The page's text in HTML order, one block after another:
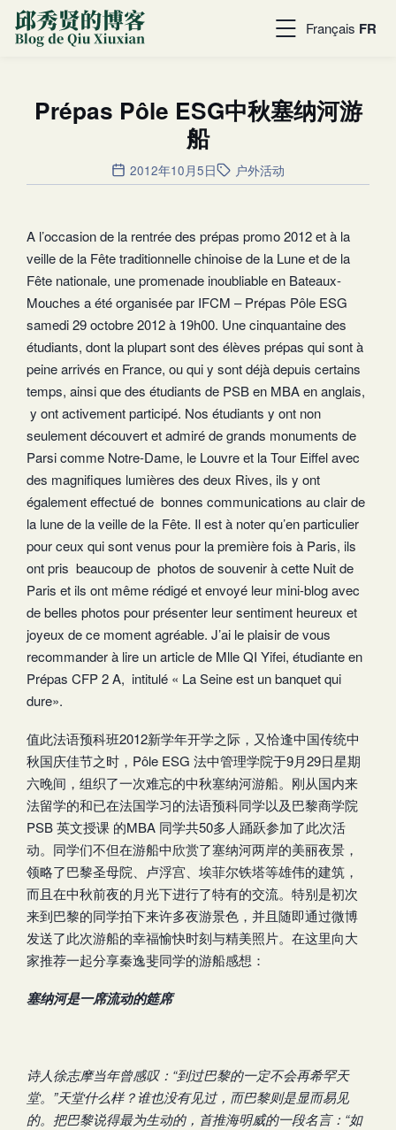
Français FR
Prépas Pôle ESG中秋塞纳河游
船
2012年10月5日 户外活动
A l’occasion de la rentrée des prépas promo 2012 et à la
veille de la Fête traditionnelle chinoise de la Lune et de la
Fête nationale, une promenade inoubliable en Bateaux-
Mouches a été organisée par IFCM – Prépas Pôle ESG
samedi 29 octobre 2012 à 19h00. Une cinquantaine des
étudiants, dont la plupart sont des élèves prépas qui sont à
peine arrivés en France, ou qui y sont déjà depuis certains
temps, ainsi que des étudiants de PSB en MBA en anglais,
y ont activement participé. Nos étudiants y ont non
seulement découvert et admiré de grands monuments de
Parsi comme Notre-Dame, le Louvre et la Tour Eiffel avec
des magnifiques lumières des deux Rives, ils y ont
également effectué de bonnes communications au clair de
la lune de la veille de la Fête. Il est à noter qu’en particulier
pour ceux qui sont venus pour la première fois à Paris, ils
ont pris beaucoup de photos de souvenir à cette Nuit de
Paris et ils ont même rédigé et envoyé leur mini-blog avec
de belles photos pour présenter leur sentiment heureux et
joyeux de ce moment agréable. J’ai le plaisir de vous
recommander à lire un article de Mlle QI Yifei, étudiante en
Prépas CFP 2 A, intitulé « La Seine est un banquet qui
dure».
值此法语预科班2012新学年开学之际，又恰逢中国传统中
秋国庆佳节之时，Pôle ESG 法中管理学院于9月29日星期
六晚间，组织了一次难忘的中秋塞纳河游船。刚从国内来
法留学的和已在法国学习的法语预科同学以及巴黎商学院
PSB 英文授课 的MBA 同学共50多人踊跃参加了此次活
动。同学们不但在游船中欣赏了塞纳河两岸的美丽夜景，
领略了巴黎圣母院、卢浮宫、埃菲尔铁塔等雄伟的建筑，
而且在中秋前夜的月光下进行了特有的交流。特别是初次
来到巴黎的同学拍下来许多夜游景色，并且随即通过微博
发送了此次游船的幸福愉快时刻与精美照片。在这里向大
家推荐一起分享秦逸斐同学的游船感想：
塞纳河是一席流动的筵席
诗人徐志摩当年曾感叹：“到过巴黎的一定不会再希罕天
堂。”天堂什么样？谁也没有见过，而巴黎则是显而易见
的。把巴黎说得最为生动的，首推海明威的一段名言：“如